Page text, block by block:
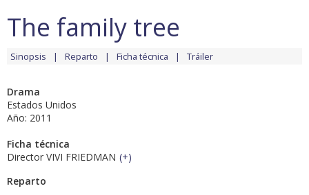
The family tree
Sinopsis Reparto Ficha técnica Tráiler
Drama
Estados Unidos
Año: 2011
Ficha técnica
Director VIVI FRIEDMAN (+)
Reparto